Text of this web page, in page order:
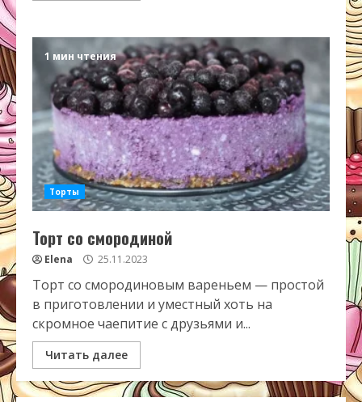
1 мин чтения
Торты
Торт со смородиной
Elena 25.11.2023
Торт со смородиновым вареньем — простой
в приготовлении и уместный хоть на
скромное чаепитие с друзьями и...
Читать далее